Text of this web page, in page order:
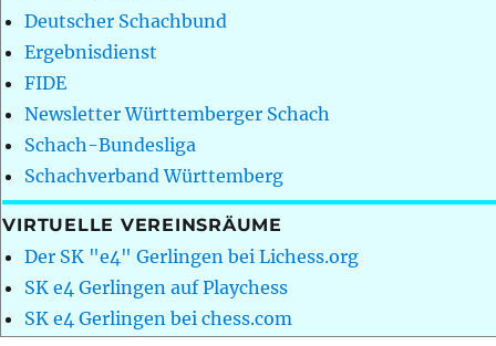
Deutscher Schachbund
Ergebnisdienst
FIDE
Newsletter Württemberger Schach
Schach-Bundesliga
Schachverband Württemberg
VIRTUELLE VEREINSRÄUME
Der SK "e4" Gerlingen bei Lichess.org
SK e4 Gerlingen auf Playchess
SK e4 Gerlingen bei chess.com